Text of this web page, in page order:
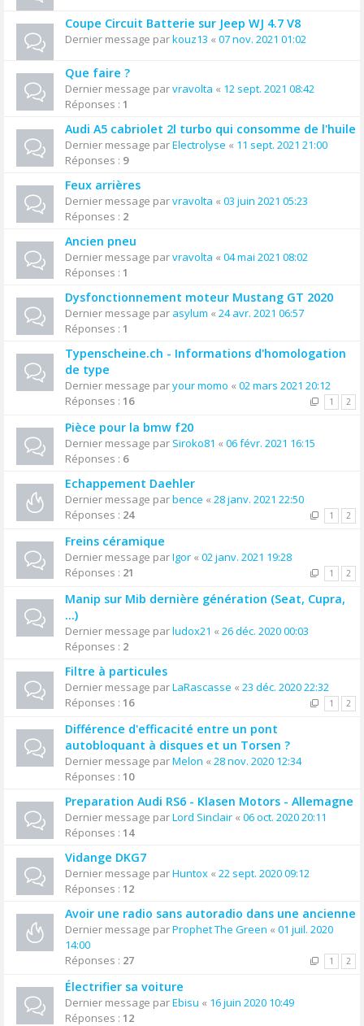
Coupe Circuit Batterie sur Jeep WJ 4.7 V8
Dernier message parkouz13 « 07 nov. 2021 01:02
Que faire ?
Dernier message parvravolta « 12 sept. 2021 08:42
Réponses : 1
Audi A5 cabriolet 2l turbo qui consomme de l'huile
Dernier message parElectrolyse « 11 sept. 2021 21:00
Réponses : 9
Feux arrières
Dernier message parvravolta « 03 juin 2021 05:23
Réponses : 2
Ancien pneu
Dernier message parvravolta « 04 mai 2021 08:02
Réponses : 1
Dysfonctionnement moteur Mustang GT 2020
Dernier message par asylum « 24 avr. 2021 06:57
Réponses : 1
Typenscheine.ch - Informations d'homologation
de type
Dernier message paryour momo « 02 mars 2021 20:12
Réponses : 16 1 2
Pièce pour la bmw f20
Dernier message par Siroko81 « 06 févr. 2021 16:15
Réponses : 6
Echappement Daehler
Dernier message parbence « 28 janv. 2021 22:50
Réponses : 24 1 2
Freins céramique
Dernier message parIgor « 02 janv. 2021 19:28
Réponses : 21 1 2
Manip sur Mib dernière génération (Seat, Cupra,
...)
Dernier message parludox21 « 26 déc. 2020 00:03
Réponses : 2
Filtre à particules
Dernier message parLaRascasse « 23 déc. 2020 22:32
Réponses : 16 1 2
Différence d'efficacité entre un pont
autobloquant à disques et un Torsen ?
Dernier message parMelon « 28 nov. 2020 12:34
Réponses : 10
Preparation Audi RS6 - Klasen Motors - Allemagne
Dernier message parLord Sinclair « 06 oct. 2020 20:11
Réponses : 14
Vidange DKG7
Dernier message parHuntox « 22 sept. 2020 09:12
Réponses : 12
Avoir une radio sans autoradio dans une ancienne
Dernier message parProphet The Green « 01 juil. 2020
14:00
Réponses : 27 1 2
Électrifier sa voiture
Dernier message parEbisu « 16 juin 2020 10:49
Réponses : 12